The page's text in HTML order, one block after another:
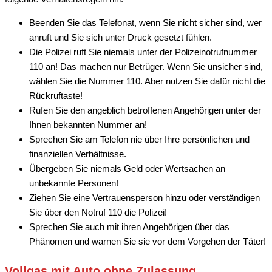
Beenden Sie das Telefonat, wenn Sie nicht sicher sind, wer
anruft und Sie sich unter Druck gesetzt fühlen.
Die Polizei ruft Sie niemals unter der Polizeinotrufnummer
110 an! Das machen nur Betrüger. Wenn Sie unsicher sind,
wählen Sie die Nummer 110. Aber nutzen Sie dafür nicht die
Rückruftaste!
Rufen Sie den angeblich betroffenen Angehörigen unter der
Ihnen bekannten Nummer an!
Sprechen Sie am Telefon nie über Ihre persönlichen und
finanziellen Verhältnisse.
Übergeben Sie niemals Geld oder Wertsachen an
unbekannte Personen!
Ziehen Sie eine Vertrauensperson hinzu oder verständigen
Sie über den Notruf 110 die Polizei!
​​​​​​Sprechen Sie auch mit ihren Angehörigen über das
Phänomen und warnen Sie sie vor dem Vorgehen der Täter!